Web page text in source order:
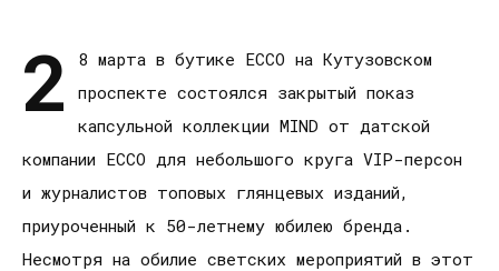
2
8 марта в бутике ECCO на Кутузовском
проспекте состоялся закрытый показ
капсульной коллекции MIND от датской
компании ECCO для небольшого круга VIP-персон
и журналистов топовых глянцевых изданий,
приуроченный к 50-летнему юбилею бренда.
Несмотря на обилие светских мероприятий в этот